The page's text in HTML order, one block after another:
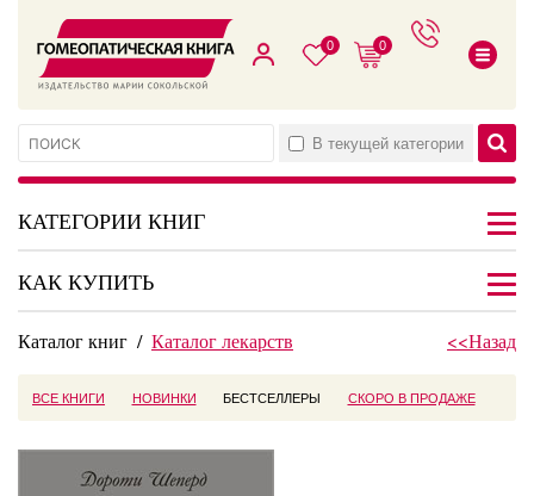
0 0
В текущей категории
КАТЕГОРИИ КНИГ
КАК КУПИТЬ
Каталог книг / Каталог лекарств <<Назад
ВСЕ КНИГИ НОВИНКИ БЕСТСЕЛЛЕРЫ СКОРО В ПРОДАЖЕ